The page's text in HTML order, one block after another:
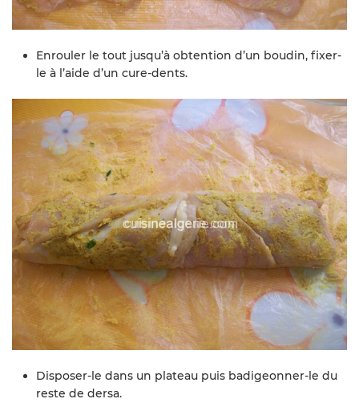
Enrouler le tout jusqu’à obtention d’un boudin, fixer-
le à l’aide d’un cure-dents.
Disposer-le dans un plateau puis badigeonner-le du
reste de dersa.